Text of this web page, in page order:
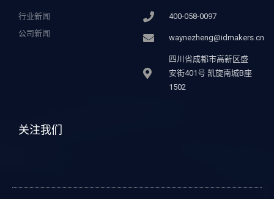
行业新闻
公司新闻
400-058-0097
waynezheng@idmakers.cn
四川省成都市高新区盛
安街401号 凯旋南城B座
1502
关注我们